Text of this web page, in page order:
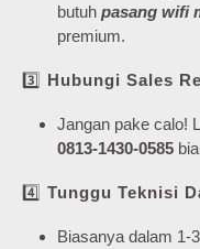
butuh pasang wifi
premium.
3️⃣ Hubungi Sales
Jangan pake calo!
0813-1430-0585
4️⃣ Tunggu Teknisi
Biasanya dalam 1-